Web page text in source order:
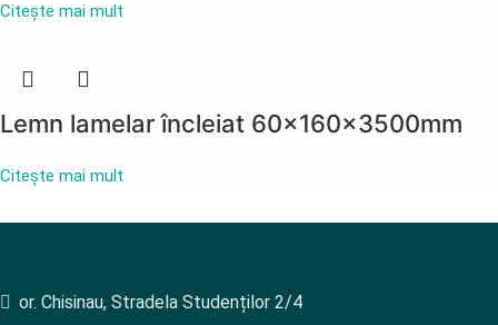
Citește mai mult
Lemn lamelar încleiat 60x160x3500mm
Citește mai mult
or. Chisinau, Stradela Studenților 2/4